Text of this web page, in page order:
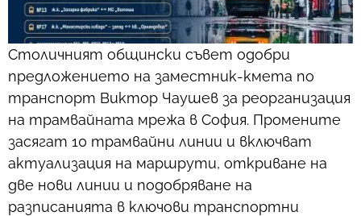
Столичният общински съвет одобри
предложението на заместник-кмета по
транспорт Виктор Чаушев за реорганизация
на трамвайната мрежа в София. Промените
засягат 10 трамвайни линии и включват
актуализация на маршрути, откриване на
две нови линии и подобряване на
разписанията в ключови транспортни